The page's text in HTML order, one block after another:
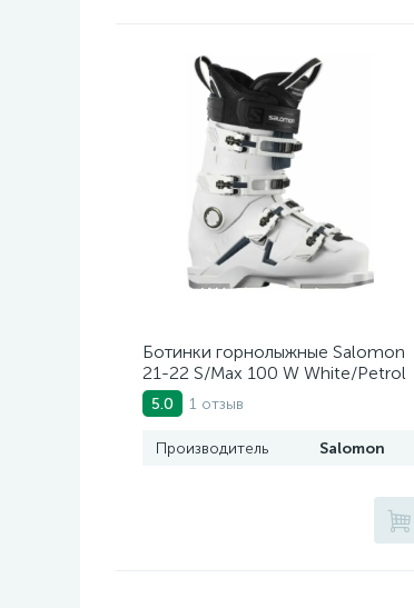
Ботинки горнолыжные Salomon
21-22 S/Max 100 W White/Petrol
Blue
5.0 1 отзыв
Производитель Salomon